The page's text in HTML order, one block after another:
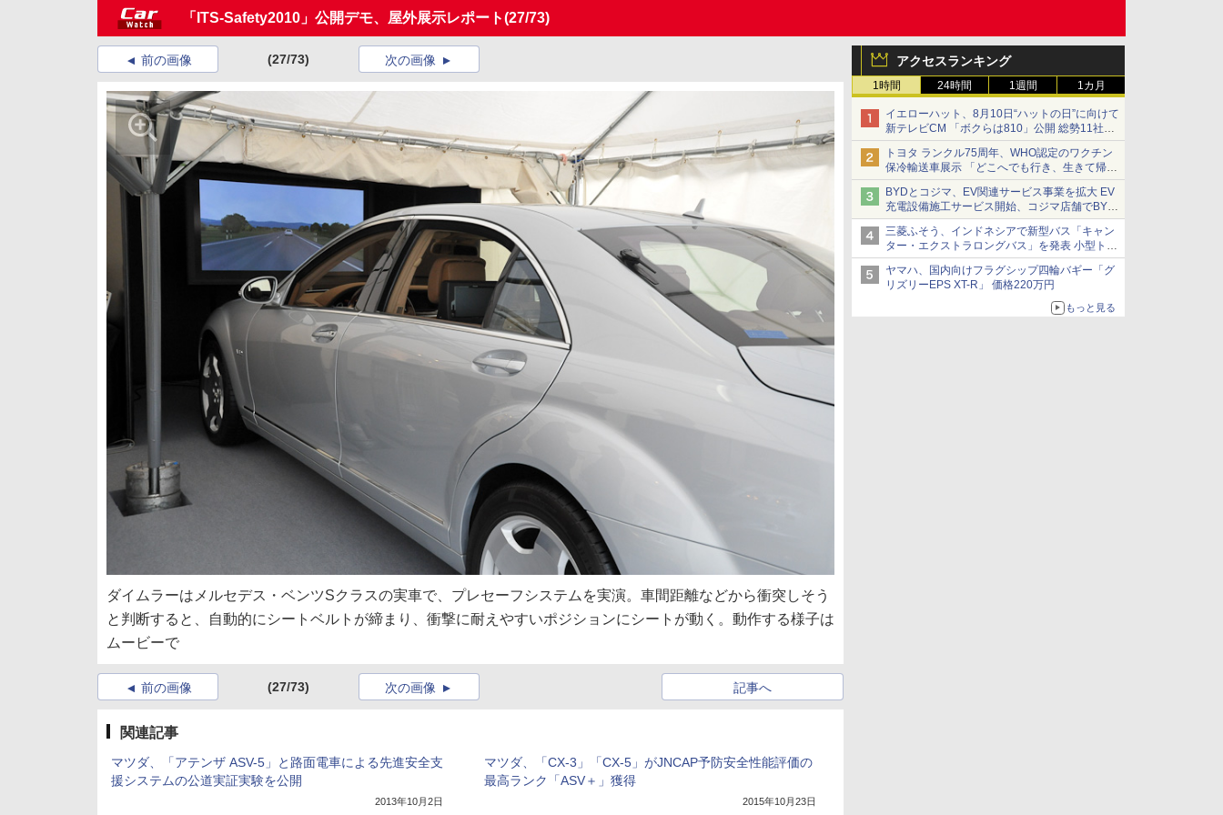
「ITS-Safety2010」公開デモ、屋外展示レポート(27/73)
アクセスランキング
1時間 24時間 1週間 1カ月
イエローハット、8月10日“ハットの日”に向けて
新テレビCM 「ボクらは810」公開 総勢11社
107名が参画
トヨタ ランクル75周年、WHO認定のワクチン
保冷輸送車展示 「どこへでも行き、生きて帰っ
てこられる」ランドクルーザーで命をつなぐ
BYDとコジマ、EV関連サービス事業を拡大 EV
充電設備施工サービス開始、コジマ店舗でBYD
車の展示・試乗イベントを強化
三菱ふそう、インドネシアで新型バス「キャン
ター・エクストラロングバス」を発表 小型トラ
ックベースの観光・旅客輸送向けバス
ヤマハ、国内向けフラグシップ四輪バギー「グ
リズリーEPS XT-R」 価格220万円
もっと見る
前の画像 (27/73) 次の画像
ダイムラーはメルセデス・ベンツSクラスの実車で、プレセーフシステムを実演。車間距離などから衝突しそう
と判断すると、自動的にシートベルトが締まり、衝撃に耐えやすいポジションにシートが動く。動作する様子は
ムービーで
前の画像 (27/73) 記事へ
次の画像
関連記事
マツダ、「アテンザ ASV-5」と路面電車による先進安全支
援システムの公道実証実験を公開
2013年10月2日
マツダ、「CX-3」「CX-5」がJNCAP予防安全性能評価の
最高ランク「ASV＋」獲得
2015年10月23日